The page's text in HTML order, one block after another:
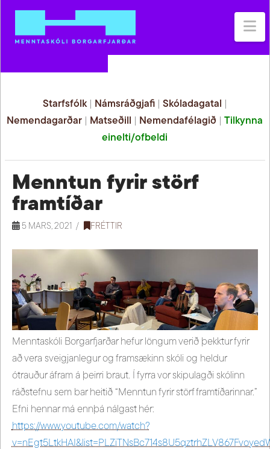
Starfsfólk| Námsráðgjafi| Skóladagatal
Nemendagarðar
Matseðill Nemendafélagið |Tilkynna
einelti/ofbeldi
Menntun fyrir störf
framtíðar
5 MARS, 2021 FRÉTTIR
Menntaskóli Borgarfjarðar hefur löngum verið þekktur fyrir
að vera sveigjanlegur og framsækinn skóli og heldur
ótrauður áfram á þeirri braut. Í fyrra vor skipulagði skólinn
ráðstefnu sem bar heitið “Menntun fyrir störf framtíðarinnar.”
Efni hennar má ennþá nálgast hér:
https://www.youtube.com/watch?